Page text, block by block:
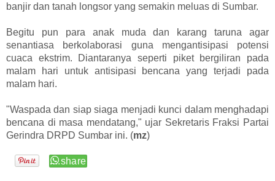
banjir dan tanah longsor yang semakin meluas di Sumbar.
Begitu pun para anak muda dan karang taruna agar
senantiasa berkolaborasi guna mengantisipasi potensi
cuaca ekstrim. Diantaranya seperti piket bergiliran pada
malam hari untuk antisipasi bencana yang terjadi pada
malam hari.
"Waspada dan siap siaga menjadi kunci dalam menghadapi
bencana di masa mendatang," ujar Sekretaris Fraksi Partai
Gerindra DRPD Sumbar ini. (mz)